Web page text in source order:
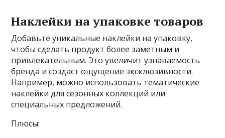
Наклейки на упаковке товаров
Добавьте уникальные наклейки на упаковку,
чтобы сделать продукт более заметным и
привлекательным. Это увеличит узнаваемость
бренда и создаст ощущение эксклюзивности.
Например, можно использовать тематические
наклейки для сезонных коллекций или
специальных предложений.
Плюсы: